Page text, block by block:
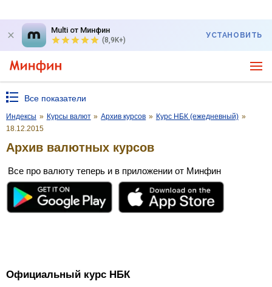
Multi от Минфин
(8,9K+)
УСТАНОВИТЬ
Все показатели
Индексы » Курсы валют » Архив курсов » Курс НБК (ежедневный) »
18.12.2015
Архив валютных курсов
Все про валюту теперь и в приложении от Минфин
Официальный курс НБК